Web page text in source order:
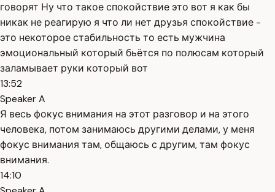
говорят Ну что такое спокойствие это вот я как бы
никак не реагирую я что ли нет друзья спокойствие -
это некоторое стабильность то есть мужчина
эмоциональный который бьётся по полюсам который
заламывает руки который вот
13:52
Speaker A
Я весь фокус внимания на этот разговор и на этого
человека, потом занимаюсь другими делами, у меня
фокус внимания там, общаюсь с другим, там фокус
внимания.
14:10